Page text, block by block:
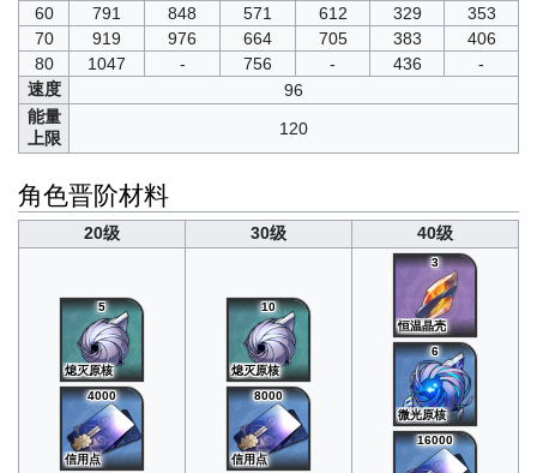
60
791 848 571 612 329
353
70
919 976 664 705 383
406
80
1047 - 756 - 436
-
速度
96
能量
上限
120
角色晋阶材料
20级 30级 40级
5
熄灭原核
4000
信用点
10
熄灭原核
8000
信用点
3
恒温晶壳
6
微光原核
16000